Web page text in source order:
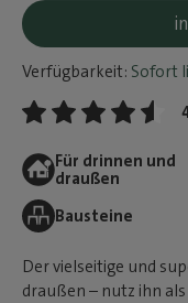
Verfügbarkeit: Sofort
Für drinnen und
draußen
Bausteine
Der vielseitige und
draußen – nutz ihn